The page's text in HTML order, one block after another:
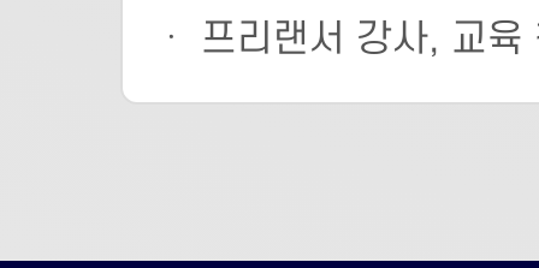
ㆍ 프리랜서 강사, 교